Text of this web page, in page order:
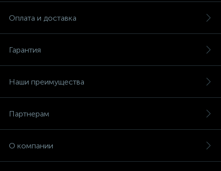
Оплата и доставка
Гарантия
Наши преимущества
Партнерам
О компании